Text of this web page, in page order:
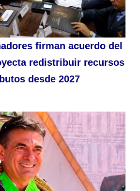
firman acuerdo del
redistribuir recursos
desde 2027